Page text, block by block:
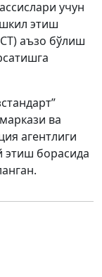
учун
этиш
аъзо бўлиш
ва
агентлиги
этиш борасида